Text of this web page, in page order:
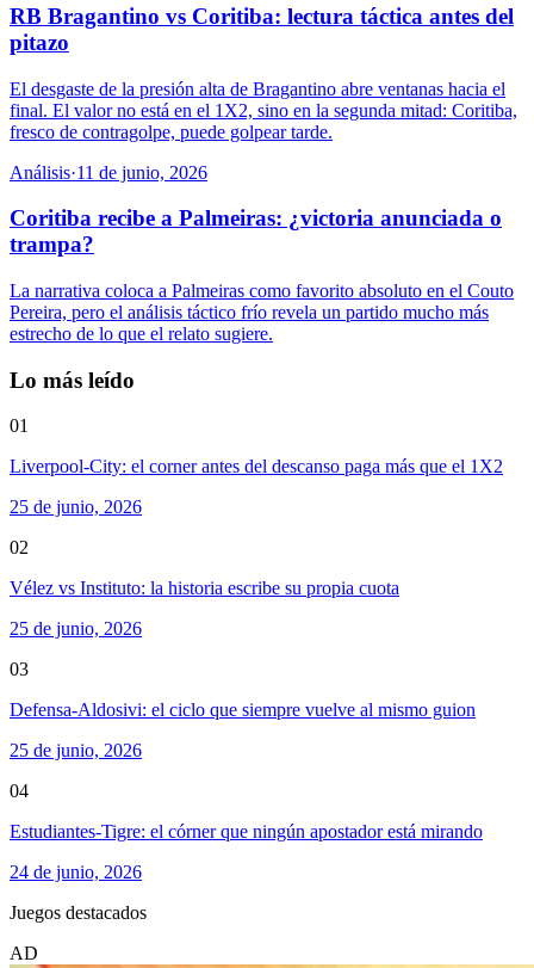
RB Bragantino vs Coritiba: lectura táctica antes del
pitazo
El desgaste de la presión alta de Bragantino abre ventanas hacia el
final. El valor no está en el 1X2, sino en la segunda mitad: Coritiba,
fresco de contragolpe, puede golpear tarde.
Análisis·11 de junio, 2026
Coritiba recibe a Palmeiras: ¿victoria anunciada o
trampa?
La narrativa coloca a Palmeiras como favorito absoluto en el Couto
Pereira, pero el análisis táctico frío revela un partido mucho más
estrecho de lo que el relato sugiere.
Lo más leído
01
Liverpool-City: el corner antes del descanso paga más que el 1X2
25 de junio, 2026
02
Vélez vs Instituto: la historia escribe su propia cuota
25 de junio, 2026
03
Defensa-Aldosivi: el ciclo que siempre vuelve al mismo guion
25 de junio, 2026
04
Estudiantes-Tigre: el córner que ningún apostador está mirando
24 de junio, 2026
Juegos destacados
AD